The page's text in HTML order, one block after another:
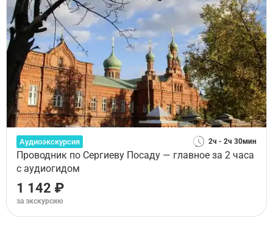
Аудиоэкскурсия 2ч - 2ч 30мин
Проводник по Сергиеву Посаду — главное за 2 часа
с аудиогидом
1 142 ₽
за экскурсию